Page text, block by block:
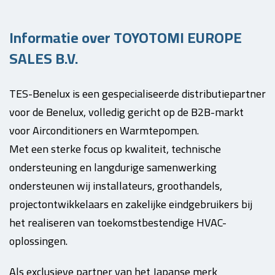
Informatie over TOYOTOMI EUROPE
SALES B.V.
TES-Benelux is een gespecialiseerde distributiepartner
voor de Benelux, volledig gericht op de B2B-markt
voor Airconditioners en Warmtepompen.
Met een sterke focus op kwaliteit, technische
ondersteuning en langdurige samenwerking
ondersteunen wij installateurs, groothandels,
projectontwikkelaars en zakelijke eindgebruikers bij
het realiseren van toekomstbestendige HVAC-
oplossingen.